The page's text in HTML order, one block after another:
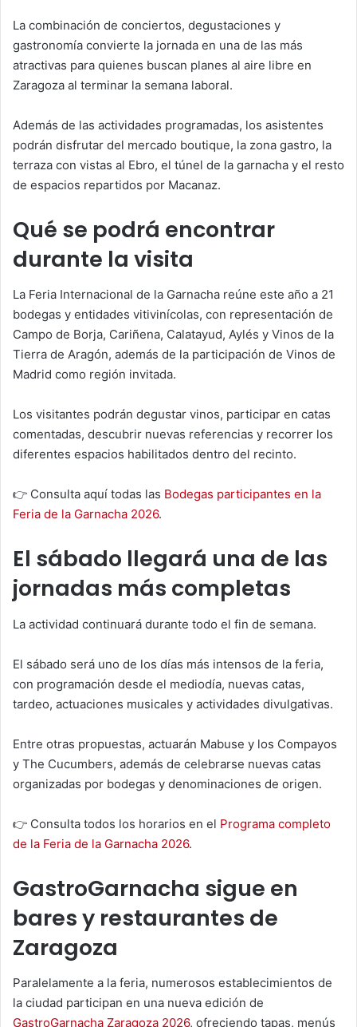
La combinación de conciertos, degustaciones y
gastronomía convierte la jornada en una de las más
atractivas para quienes buscan planes al aire libre en
Zaragoza al terminar la semana laboral.
Además de las actividades programadas, los asistentes
podrán disfrutar del mercado boutique, la zona gastro, la
terraza con vistas al Ebro, el túnel de la garnacha y el resto
de espacios repartidos por Macanaz.
Qué se podrá encontrar
durante la visita
La Feria Internacional de la Garnacha reúne este año a 21
bodegas y entidades vitivinícolas, con representación de
Campo de Borja, Cariñena, Calatayud, Aylés y Vinos de la
Tierra de Aragón, además de la participación de Vinos de
Madrid como región invitada.
Los visitantes podrán degustar vinos, participar en catas
comentadas, descubrir nuevas referencias y recorrer los
diferentes espacios habilitados dentro del recinto.
👉 Consulta aquí todas las Bodegas participantes en la
Feria de la Garnacha 2026.
El sábado llegará una de las
jornadas más completas
La actividad continuará durante todo el fin de semana.
El sábado será uno de los días más intensos de la feria,
con programación desde el mediodía, nuevas catas,
tardeo, actuaciones musicales y actividades divulgativas.
Entre otras propuestas, actuarán Mabuse y los Compayos
y The Cucumbers, además de celebrarse nuevas catas
organizadas por bodegas y denominaciones de origen.
👉 Consulta todos los horarios en el Programa completo
de la Feria de la Garnacha 2026.
GastroGarnacha sigue en
bares y restaurantes de
Zaragoza
Paralelamente a la feria, numerosos establecimientos de
la ciudad participan en una nueva edición de
GastroGarnacha Zaragoza 2026, ofreciendo tapas, menús